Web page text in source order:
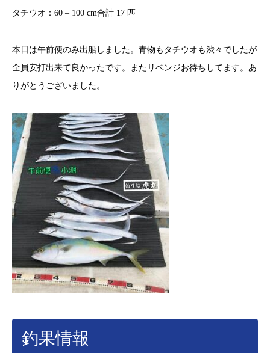
タチウオ：60 – 100 cm合計 17 匹
本日は午前便のみ出船しました。青物もタチウオも渋々でしたが
全員安打出来て良かったです。またリベンジお待ちしてます。あ
りがとうございました。
釣果情報